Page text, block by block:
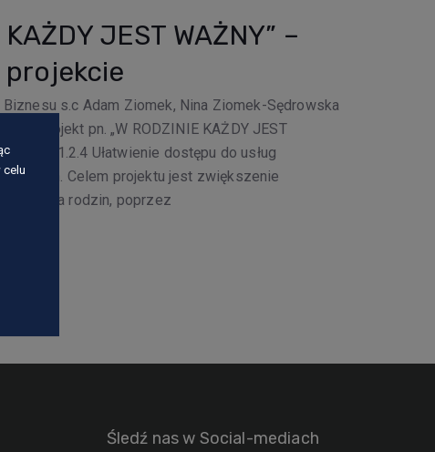
KAŻDY JEST WAŻNY” –
Biznesu s.c Adam Ziomek, Nina Ziomek-Sędrowska
projekt pn. „W RODZINIE KAŻDY JEST
11.2.4 Ułatwienie dostępu do usług
Olsztyn. Celem projektu jest zwiększenie
dla rodzin, poprzez
Śledź nas w Social-mediach
celu